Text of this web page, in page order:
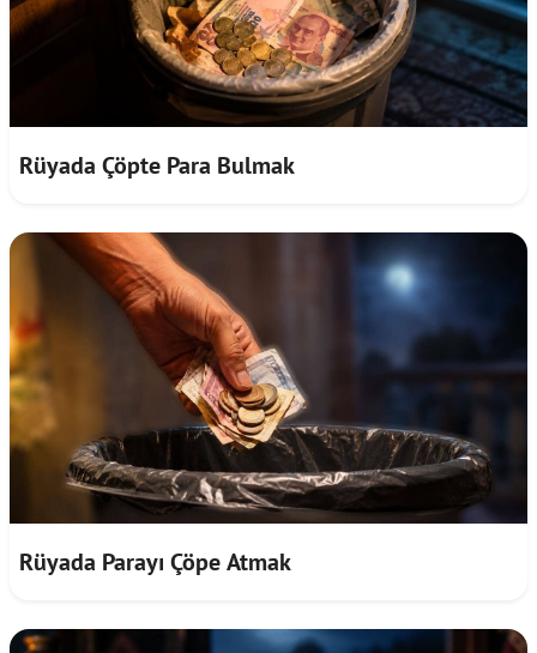
Rüyada Çöpte Para Bulmak
Rüyada Parayı Çöpe Atmak